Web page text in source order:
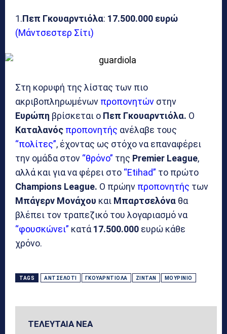
1.Πεπ Γκουαρντιόλα: 17.500.000 ευρώ
(Μάντσεστερ Σίτι)
Στη κορυφή της λίστας των πιο
ακριβοπληρωμένων προπονητών στην
Ευρώπη βρίσκεται ο Πεπ Γκουαρντιόλα. Ο
Καταλανός προπονητής ανέλαβε τους
“πολίτες”, έχοντας ως στόχο να επαναφέρει
την ομάδα στον “θρόνο” της Premier League,
αλλά και για να φέρει στο “Etihad” το πρώτο
Champions League. Ο πρώην προπονητής των
Μπάγερν Μονάχου και Μπαρτσελόνα θα
βλέπει τον τραπεζικό του λογαριασμό να
“φουσκώνει” κατά17.500.000 ευρώ κάθε
χρόνο.
TAGS ΑΝΤΣΕΛΌΤΙ ΓΚΟΥΑΡΝΤΙΌΛΑ ΖΙΝΤΆΝ ΜΟΥΡΊΝΙΟ
ΤΕΛΕΥΤΑΙΑ ΝΕΑ